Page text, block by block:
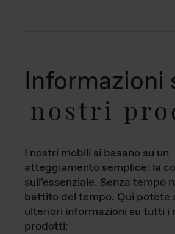
Informazioni
nostri
I nostri mobili si basano su un
atteggiamento semplice: la
sull'essenziale. Senza tempo
battito del tempo. Qui potete
ulteriori informazioni su tutti i
prodotti: